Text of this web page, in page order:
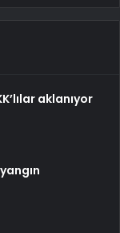
aklanıyor